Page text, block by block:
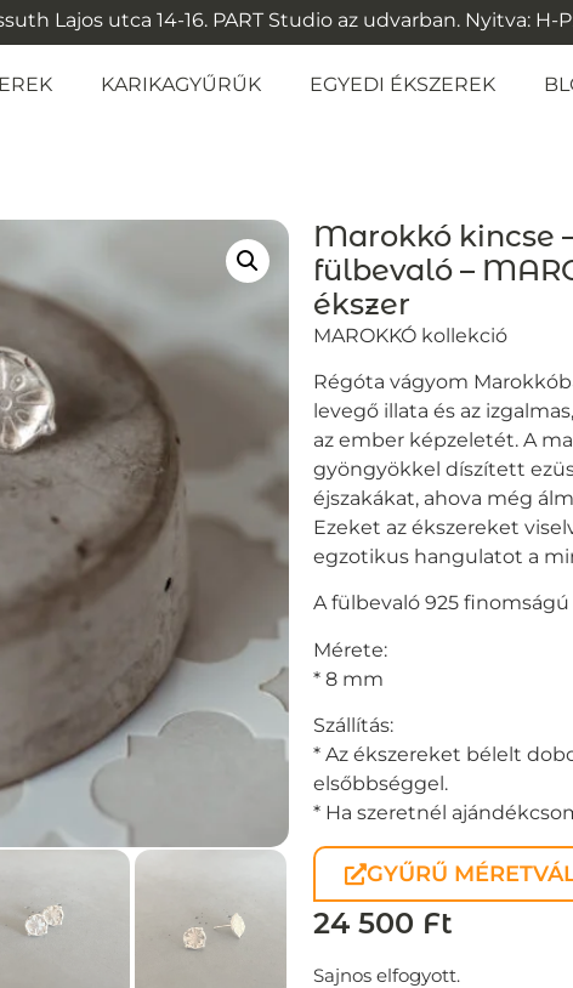
Lajos utca 14-16. PART Studio az udvarban. Nyitva: H-P:
KARIKAGYŰRŰK EGYEDI ÉKSZEREK
Marokkó kincse
fülbevaló –
ékszer
MAROKKÓ kollekció
Régóta vágyom
levegő illata és az
az ember képzeletét. A
gyöngyökkel díszített
éjszakákat, ahova még
Ezeket az ékszereket
egzotikus hangulatot a
A fülbevaló 925
Mérete:
* 8 mm
Szállítás:
* Az ékszereket bélelt
elsőbbséggel.
* Ha szeretnél
GYŰRŰ
24 500 Ft
Sajnos elfogyott.